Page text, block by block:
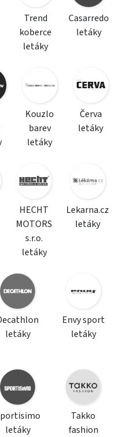
Trend
koberce
letáky
Casarredo
letáky
Kouzlo
barev
letáky
Červa
letáky
HECHT
MOTORS
s.r.o.
letáky
Lekarna.cz
letáky
letáky
Envy sport
letáky
letáky
Takko
fashion